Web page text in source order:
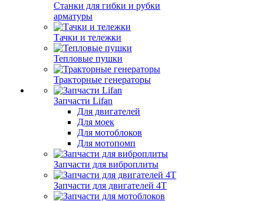
Станки для гибки и рубки
арматуры
Тачки и тележки
Тепловые пушки
Тракторные генераторы
Запчасти Lifan
Для двигателей
Для моек
Для мотоблоков
Для мотопомп
Запчасти для виброплиты
Запчасти для двигателей 4Т